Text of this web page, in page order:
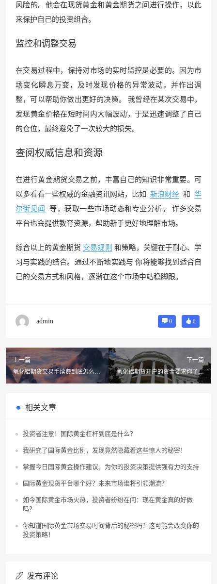
风险的。他会在现货黄金和黄金期货之间进行操作，以此
来保护自己的投资组合。
监控和调整交易
在交易过程中，保持对市场的实时监控是必要的。因为市
场变化瞬息万变，及时发现价格的异常波动，并作出调
整，可以帮助你做出更好的决策。 我曾经在某次交易中，
发现黄金价格在短时间内大幅波动，于是迅速调整了自己
的仓位，最终避免了一次较大的损失。
查阅权威信息和资源
在进行黄金期货交易之前，丰富自己的知识非常重要。可
以多看看一些权威的金融资讯网站，比如
新浪财经 和
华
尔街见闻
等，获取一些市场动态和专业分析。 许多交易
平台也会提供教育资源，帮助新手更好地理解市场。
综合以上的黄金期货 交易规则 和策略，关键在于耐心、学
习与实践的结合。通过不断地实践与 你将能够找到适合自
己的交易方式和风格，逐渐在这个市场中站稳脚跟。
admin 0 0
上一篇
氧化铝期货交易手续费到底怎么收
取？了解2025年的市场变化！
下一篇
氧化铝期货开户的资金要求你了解
了吗？揭秘真相！
相关文章
投资者注意！国际黄金杠杆到底是什么？
我研究了国际黄金比例，发现竟然隐藏着这些惊人的秘密！
掌握今日国际黄金操作建议，为你的投资决策提供强有力的支持
国际黄金现货平台哪个好？未来市场谁将引领潮流？
如今国际黄金市场火热，投资者纷纷在问：现在黄金真的好做
吗？
你知道国际黄金市场交易时间背后的秘密吗？这可能会改变你的
投资策略！
发布评论